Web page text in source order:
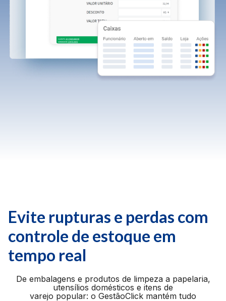
Evite rupturas e perdas com
controle de estoque em
tempo real
De embalagens e produtos de limpeza a papelaria,
utensílios domésticos e itens de
varejo popular: o GestãoClick mantém tudo